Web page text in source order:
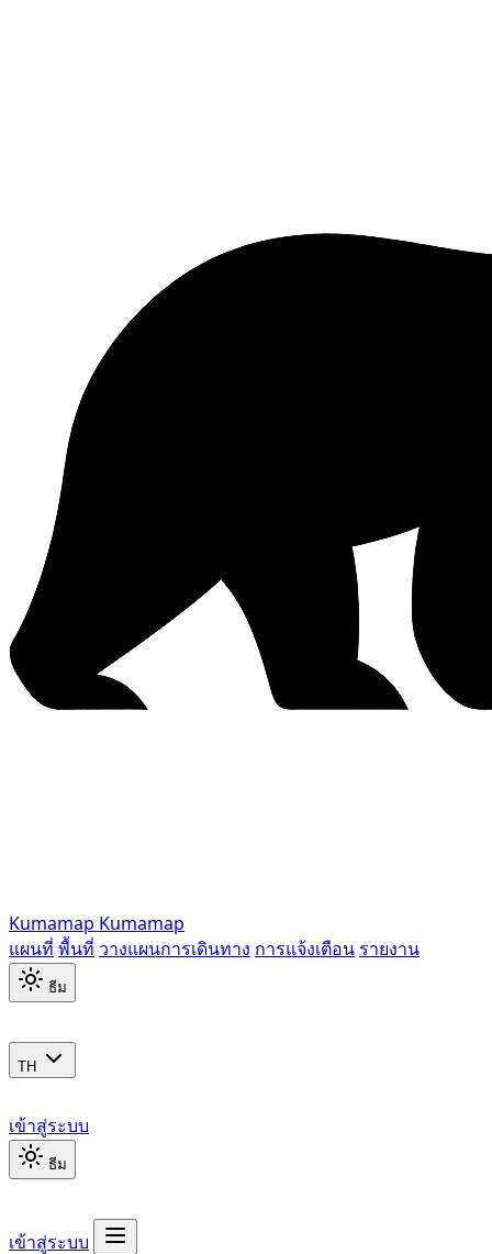
Kumamap Kumamap
แผนที่ พื้นที่ วางแผนการเดินทาง การแจ้งเตือน รายงาน
ธีม
TH
เข้าสู่ระบบ
ธีม
เข้าสู่ระบบ